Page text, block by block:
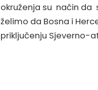
okruženja su način da
želimo da Bosna i
priključenju Sjeverno-